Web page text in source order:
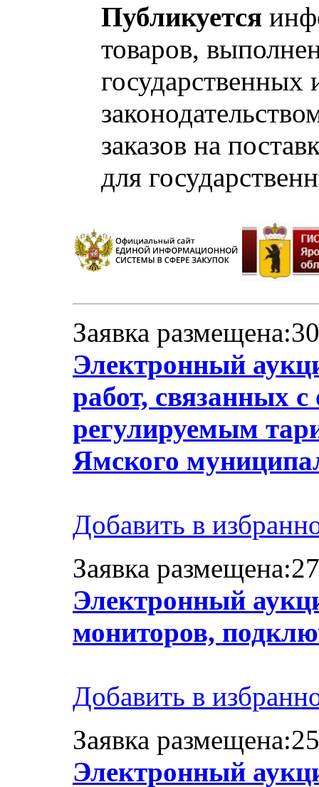
Публикуется
товаров,
заказов на
для
Заявка
Электронный
работ, связанных
регулируемым
Ямского
Добавить в
Заявка
Электронный
мониторов,
Добавить в
Заявка
Электронный